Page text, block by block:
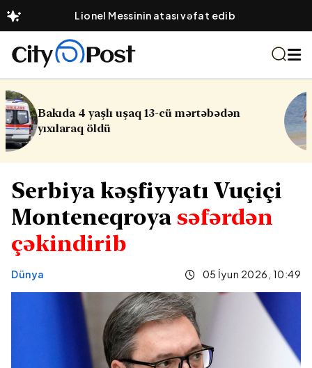
Lionel Messinin atası vəfat edib
Sabah Abşeron çimərliklərində
Serbiya kəşfiyyatı Vuçiçi
Monteneqroya səfərdən
çəkindirib
Dünya 05 İyun 2026, 10:49